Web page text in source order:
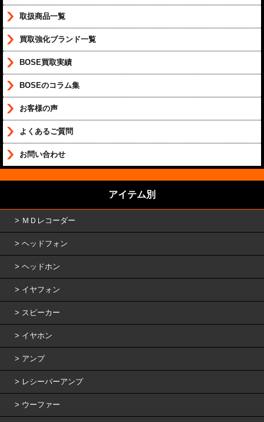
取扱商品一覧
買取強化ブランド一覧
BOSE買取実績
BOSEのコラム集
お客様の声
よくあるご質問
お問い合わせ
アイテム別
ＭＤレコーダー
ヘッドフォン
ヘッドホン
イヤフォン
スピーカー
イヤホン
アンプ
レシーバーアンプ
ウーファー